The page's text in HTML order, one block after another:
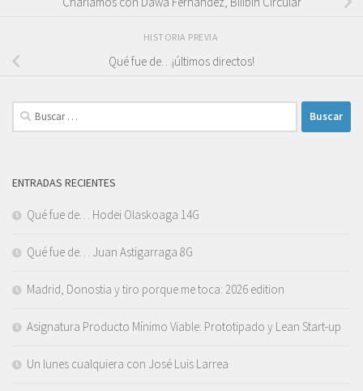
HISTORIA PREVIA
Qué fue de…¡últimos directos!
Buscar:
ENTRADAS RECIENTES
Qué fue de… Hodei Olaskoaga 14G
Qué fue de… Juan Astigarraga 8G
Madrid, Donostia y tiro porque me toca: 2026 edition
Asignatura Producto Mínimo Viable: Prototipado y Lean Start-up
Un lunes cualquiera con José Luis Larrea